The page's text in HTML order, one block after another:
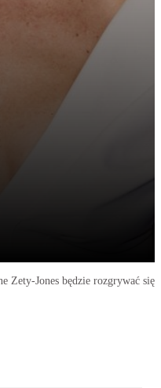
Zety-Jones będzie rozgrywać się